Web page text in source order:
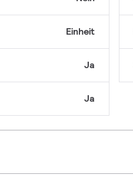
Einheit
Ja
Ja